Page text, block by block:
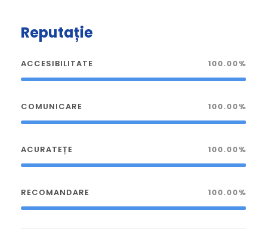
Reputație
ACCESIBILITATE 100.00%
COMUNICARE 100.00%
ACURATEȚE 100.00%
RECOMANDARE 100.00%